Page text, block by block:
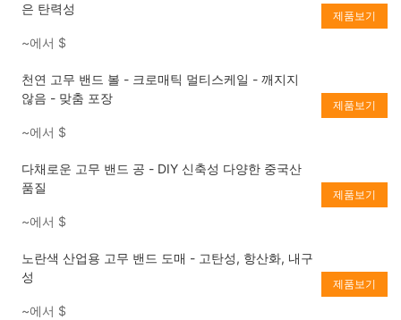
은 탄력성
~에서 $
제품보기
천연 고무 밴드 볼 - 크로매틱 멀티스케일 - 깨지지
않음 - 맞춤 포장
~에서 $
제품보기
다채로운 고무 밴드 공 - DIY 신축성 다양한 중국산
품질
~에서 $
제품보기
노란색 산업용 고무 밴드 도매 - 고탄성, 항산화, 내구
성
~에서 $
제품보기